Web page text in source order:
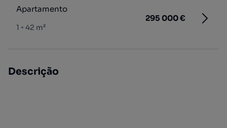
Apartamento
1 42 m²
295 000 €
Descrição